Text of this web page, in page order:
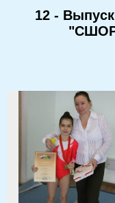
12 -
"СШОР